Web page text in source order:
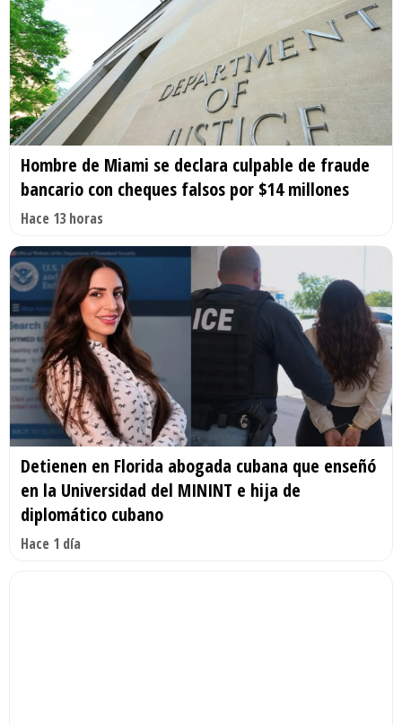
Hombre de Miami se declara culpable de fraude
bancario con cheques falsos por $14 millones
Hace 13 horas
Detienen en Florida abogada cubana que enseñó
en la Universidad del MININT e hija de
diplomático cubano
Hace 1 día